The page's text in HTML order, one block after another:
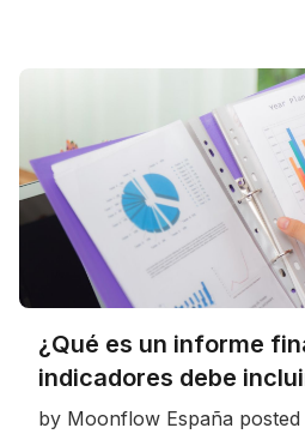
¿Qué es un informe
indicadores debe
by Moonflow España